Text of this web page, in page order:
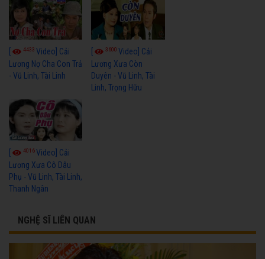
4433 Video] Cải
Lương Nợ Cha Con Trả
- Vũ Linh, Tài Linh
3600Video] Cải
Lương Xưa Còn
Duyên - Vũ Linh, Tài
Linh, Trọng Hữu
[ 4016Video] Cải
Lương Xưa Cô Dâu
Phụ - Vũ Linh, Tài Linh,
Thanh Ngân
NGHỆ SĨ LIÊN QUAN